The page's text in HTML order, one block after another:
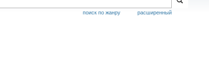
расширенный
поиск по жанру